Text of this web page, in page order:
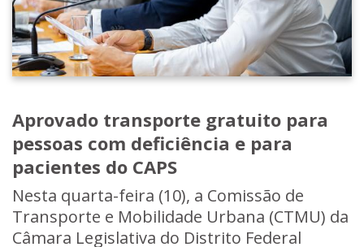
Aprovado transporte gratuito para
pessoas com deficiência e para
pacientes do CAPS
Nesta quarta-feira (10), a Comissão de
Transporte e Mobilidade Urbana (CTMU) da
Câmara Legislativa do Distrito Federal